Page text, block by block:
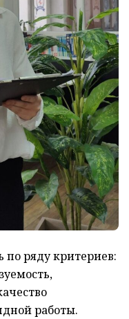
по ряду критериев:
работы.